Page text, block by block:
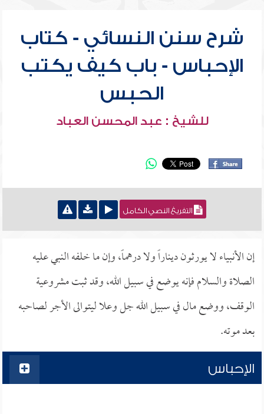
شرح سنن النسائي - كتاب
الإحباس - باب كيف يكتب
الحبس
للشيخ : عبد المحسن العباد
التفريغ النصي الكامل
إن الأنبياء لا يورثون ديناراً ولا درهماً، وإن ما خلفه النبي عليه
الصلاة والسلام فإنه يوضع في سبيل الله، وقد ثبت مشروعية
الوقف، ووضع مال في سبيل الله جل وعلا ليتوالى الأجر لصاحبه
بعد موته.
الإحباس